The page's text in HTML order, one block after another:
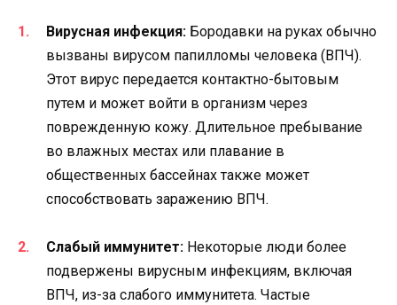
Вирусная инфекция: Бородавки на руках обычно
вызваны вирусом папилломы человека (ВПЧ).
Этот вирус передается контактно-бытовым
путем и может войти в организм через
поврежденную кожу. Длительное пребывание
во влажных местах или плавание в
общественных бассейнах также может
способствовать заражению ВПЧ.
Слабый иммунитет: Некоторые люди более
подвержены вирусным инфекциям, включая
ВПЧ, из-за слабого иммунитета. Частые